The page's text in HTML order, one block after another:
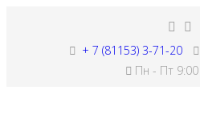
+ 7 (81153) 3-71-20
Пн - Пт